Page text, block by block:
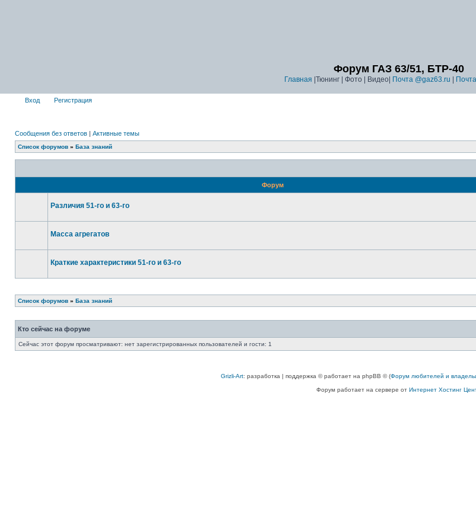
Форум ГАЗ 63/51, БТР-40
Главная |Тюнинг | Фото | Видео| Почта @gaz63.ru
Вход Регистрация
Сообщения без ответов | Активные темы
Список форумов » База знаний
Форум
Различия 51-го и 63-го
Масса агрегатов
Краткие характеристики 51-го и 63-го
Список форумов » База знаний
Кто сейчас на форуме
Сейчас этот форум просматривают: нет зарегистрированных пользователей и гости: 1
Grizli-Art: разработка | поддержка © работает на phpBB © (Форум любителей и
Форум работает на сервере от Интернет Хостинг